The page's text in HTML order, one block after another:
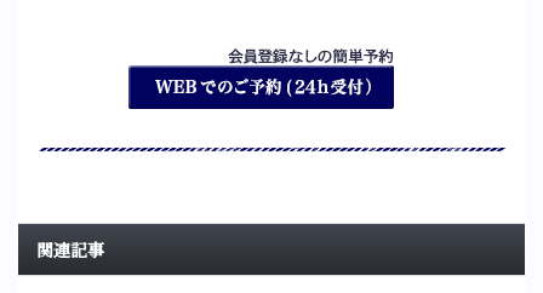
関連記事